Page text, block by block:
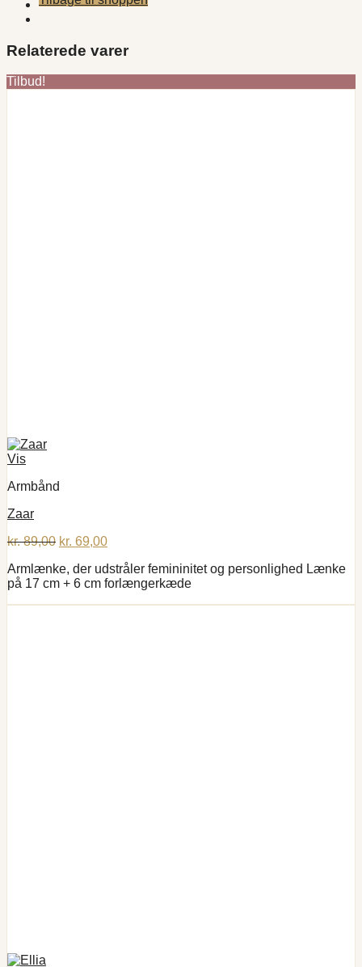
Relaterede varer
Tilbud!
Vis
Armbånd
Zaar
kr.89,00 Den
pris
var:
kr. 69,00Den
pris
er:
Armlænke, der udstråler femininitet og personlighed Lænke
på 17 cm + 6 cm forlængerkæde